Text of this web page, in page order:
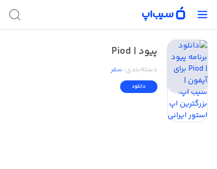
پیود | Piod
دسته‌بندی: سفر
دانلود